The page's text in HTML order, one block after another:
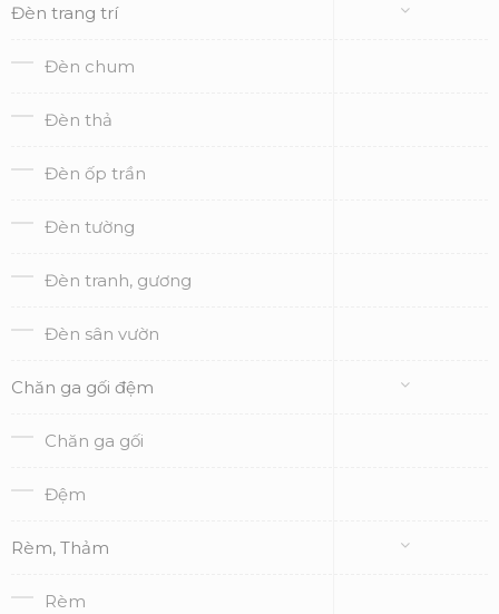
Đèn trang trí
Đèn chum
Đèn thả
Đèn ốp trần
Đèn tường
Đèn tranh, gương
Đèn sân vườn
Chăn ga gối đệm
Chăn ga gối
Đệm
Rèm, Thảm
Rèm